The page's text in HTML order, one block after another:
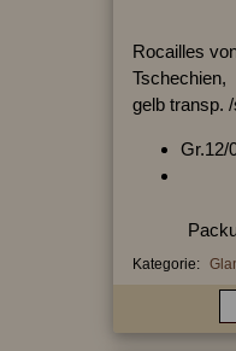
Rocailles
Tschechien,
gelb transp.
Gr.12/
Kategorie: